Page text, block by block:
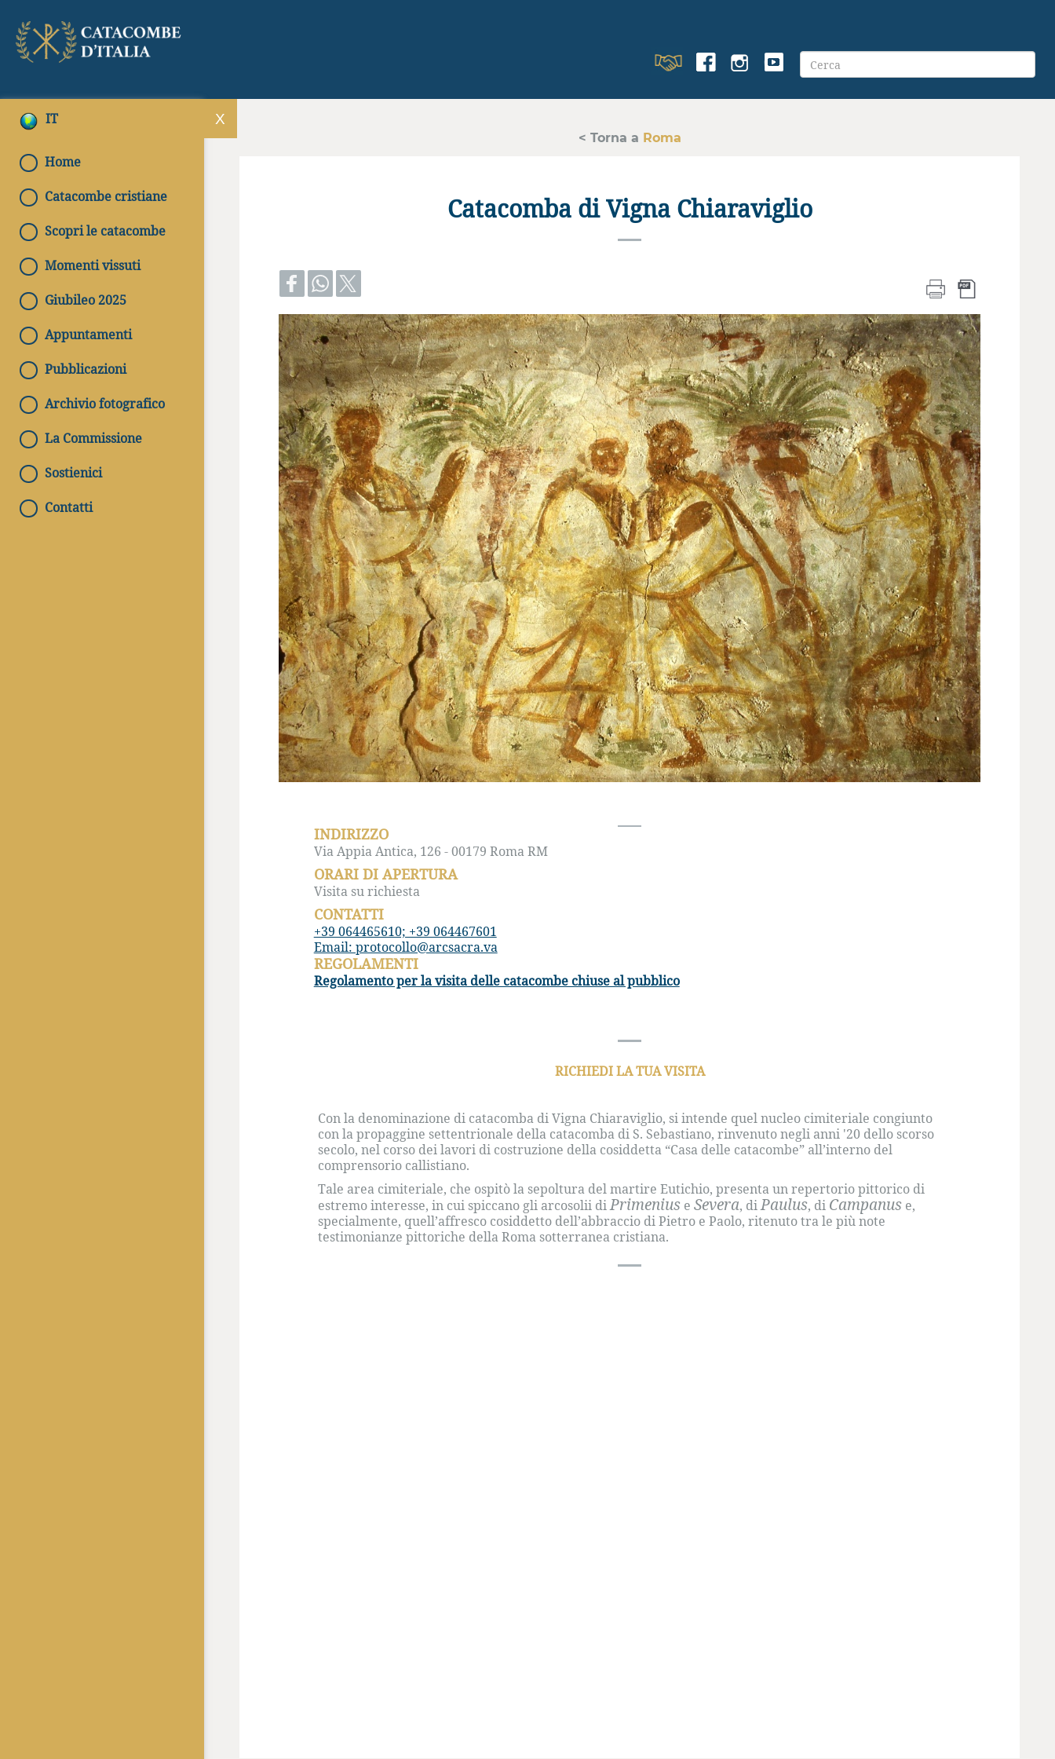
IT
Home
Catacombe cristiane
Scopri le catacombe
Momenti vissuti
Giubileo 2025
Appuntamenti
Pubblicazioni
Archivio fotografico
La Commissione
Sostienici
Contatti
< Torna a Roma
Catacomba di Vigna Chiaraviglio
INDIRIZZO
Via Appia Antica, 126 - 00179 Roma RM
ORARI DI APERTURA
Visita su richiesta
CONTATTI
+39 064465610; +39 064467601
Email: protocollo@arcsacra.va
REGOLAMENTI
Regolamento per la visita delle catacombe chiuse al pubblico
RICHIEDI LA TUA VISITA
Con la denominazione di catacomba di Vigna Chiaraviglio, si intende quel nucleo cimiteriale congiunto
con la propaggine settentrionale della catacomba di S. Sebastiano, rinvenuto negli anni '20 dello scorso
secolo, nel corso dei lavori di costruzione della cosiddetta “Casa delle catacombe” all’interno del
comprensorio callistiano.
Tale area cimiteriale, che ospitò la sepoltura del martire Eutichio, presenta un repertorio pittorico di
estremo interesse, in cui spiccano gli arcosolii di Primenius e Severa, di Paulus, di Campanus e,
specialmente, quell’affresco cosiddetto dell’abbraccio di Pietro e Paolo, ritenuto tra le più note
testimonianze pittoriche della Roma sotterranea cristiana.